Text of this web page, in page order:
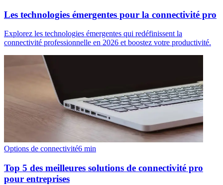
Les technologies émergentes pour la connectivité pro
Explorez les technologies émergentes qui redéfinissent la
connectivité professionnelle en 2026 et boostez votre productivité.
Options de connectivité6 min
Top 5 des meilleures solutions de connectivité pro
pour entreprises